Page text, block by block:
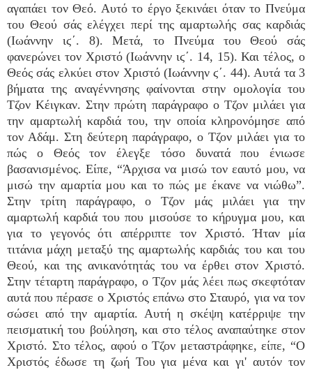
αγαπάει τον Θεό. Αυτό το έργο ξεκινάει όταν το Πνεύμα
του Θεού σάς ελέγχει περί της αμαρτωλής σας καρδιάς
(Ιωάννην ιϛ΄. 8). Μετά, το Πνεύμα του Θεού σάς
φανερώνει τον Χριστό (Ιωάννην ιϛ΄. 14, 15). Και τέλος, ο
Θεός σάς ελκύει στον Χριστό (Ιωάννην ϛ΄. 44). Αυτά τα 3
βήματα της αναγέννησης φαίνονται στην ομολογία του
Τζον Κέιγκαν. Στην πρώτη παράγραφο ο Τζον μιλάει για
την αμαρτωλή καρδιά του, την οποία κληρονόμησε από
τον Αδάμ. Στη δεύτερη παράγραφο, ο Τζον μιλάει για το
πώς ο Θεός τον έλεγξε τόσο δυνατά που ένιωσε
βασανισμένος. Είπε, “Άρχισα να μισώ τον εαυτό μου, να
μισώ την αμαρτία μου και το πώς με έκανε να νιώθω”.
Στην τρίτη παράγραφο, ο Τζον μάς μιλάει για την
αμαρτωλή καρδιά του που μισούσε το κήρυγμα μου, και
για το γεγονός ότι απέρριπτε τον Χριστό. Ήταν μία
τιτάνια μάχη μεταξύ της αμαρτωλής καρδιάς του και του
Θεού, και της ανικανότητάς του να έρθει στον Χριστό.
Στην τέταρτη παράγραφο, ο Τζον μάς λέει πως σκεφτόταν
αυτά που πέρασε ο Χριστός επάνω στο Σταυρό, για να τον
σώσει από την αμαρτία. Αυτή η σκέψη κατέρριψε την
πεισματική του βούληση, και στο τέλος αναπαύτηκε στον
Χριστό. Στο τέλος, αφού ο Τζον μεταστράφηκε, είπε, “Ο
Χριστός έδωσε τη ζωή Του για μένα και γι' αυτόν τον